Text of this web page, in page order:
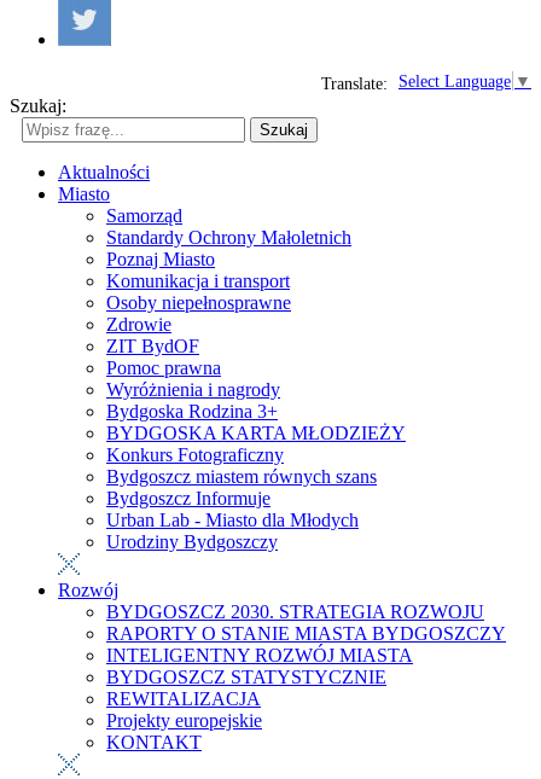
Select Language ▼
Translate:
Szukaj:
Szukaj
Aktualności
Miasto
Samorząd
Standardy Ochrony Małoletnich
Poznaj Miasto
Komunikacja i transport
Osoby niepełnosprawne
Zdrowie
ZIT BydOF
Pomoc prawna
Wyróżnienia i nagrody
Bydgoska Rodzina 3+
BYDGOSKA KARTA MŁODZIEŻY
Konkurs Fotograficzny
Bydgoszcz miastem równych szans
Bydgoszcz Informuje
Urban Lab - Miasto dla Młodych
Urodziny Bydgoszczy
Rozwój
BYDGOSZCZ 2030. STRATEGIA ROZWOJU
RAPORTY O STANIE MIASTA BYDGOSZCZY
INTELIGENTNY ROZWÓJ MIASTA
BYDGOSZCZ STATYSTYCZNIE
REWITALIZACJA
Projekty europejskie
KONTAKT